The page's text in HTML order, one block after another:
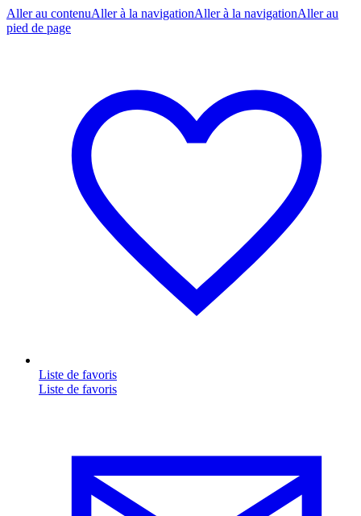
Aller au contenuAller à la navigationAller à la navigationAller au
pied de page
Liste de favoris